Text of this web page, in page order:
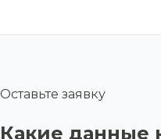
Оставьте заявку
Какие данные